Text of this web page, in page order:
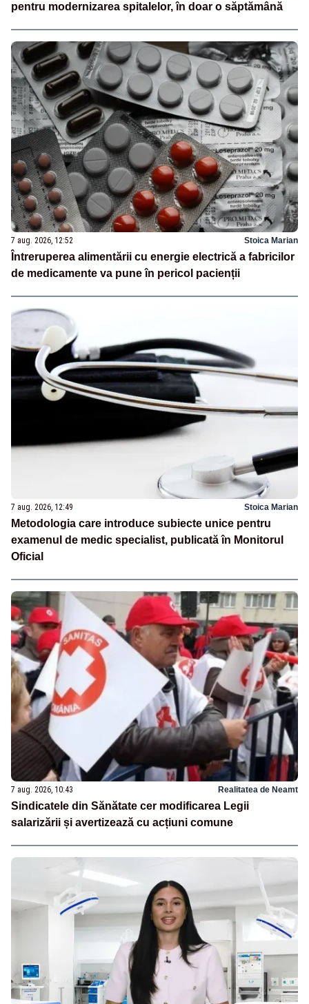
pentru modernizarea spitalelor, în doar o săptămână
7 aug. 2026, 12:52 Stoica Marian
Întreruperea alimentării cu energie electrică a fabricilor
de medicamente va pune în pericol pacienții
7 aug. 2026, 12:49 Stoica Marian
Metodologia care introduce subiecte unice pentru
examenul de medic specialist, publicată în Monitorul
Oficial
7 aug. 2026, 10:43 Realitatea de Neamt
Sindicatele din Sănătate cer modificarea Legii
salarizării și avertizează cu acțiuni comune